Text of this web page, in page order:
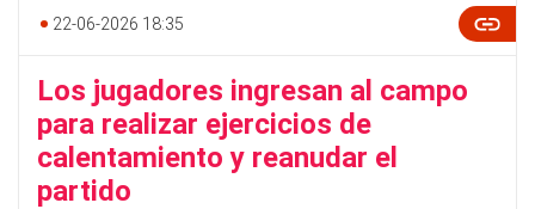
22-06-2026 18:35
Los jugadores ingresan al campo
para realizar ejercicios de
calentamiento y reanudar el
partido